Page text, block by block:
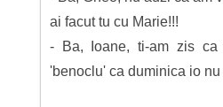
ai facut tu cu Marie!!!
- Ba, Ioane, ti-am zis
'benoclu' ca duminica io nu